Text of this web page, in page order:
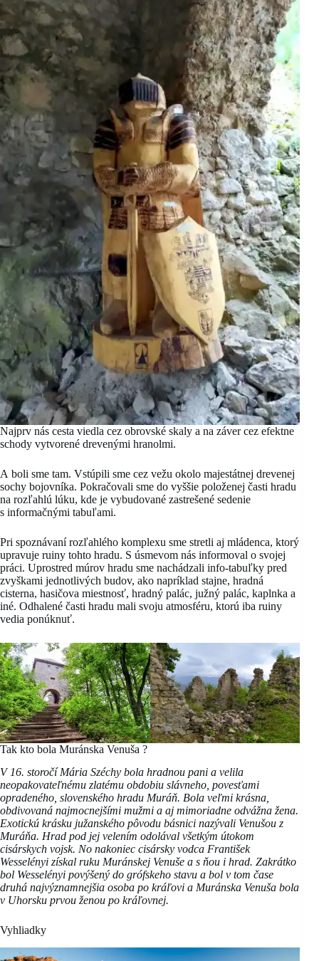
Najprv nás cesta viedla cez obrovské skaly a na záver cez efektne
schody vytvorené drevenými hranolmi.
A boli sme tam. Vstúpili sme cez vežu okolo majestátnej drevenej
sochy bojovníka. Pokračovali sme do vyššie položenej časti hradu
na rozľahlú lúku, kde je vybudované zastrešené sedenie
s informačnými tabuľami.
Pri spoznávaní rozľahlého komplexu sme stretli aj mládenca, ktorý
upravuje ruiny tohto hradu. S úsmevom nás informoval o svojej
práci. Uprostred múrov hradu sme nachádzali info-tabuľky pred
zvyškami jednotlivých budov, ako napríklad stajne, hradná
cisterna, hasičova miestnosť, hradný palác, južný palác, kaplnka a
iné. Odhalené časti hradu mali svoju atmosféru, ktorú iba ruiny
vedia ponúknuť.
Tak kto bola Muránska Venuša ?
V 16. storočí Mária Széchy bola hradnou pani a velila
neopakovateľnému zlatému obdobiu slávneho, povesťami
opradeného, slovenského hradu Muráň. Bola veľmi krásna,
obdivovaná najmocnejšími mužmi a aj mimoriadne odvážna žena.
Exotickú krásku južanského pôvodu básnici nazývali Venušou z
Muráňa. Hrad pod jej velením odolával všetkým útokom
cisárskych vojsk. No nakoniec cisársky vodca František
Wesselényi získal ruku Muránskej Venuše a s ňou i hrad. Zakrátko
bol Wesselényi povýšený do grófskeho stavu a bol v tom čase
druhá najvýznamnejšia osoba po kráľovi a Muránska Venuša bola
v Uhorsku prvou ženou po kráľovnej.
Vyhliadky